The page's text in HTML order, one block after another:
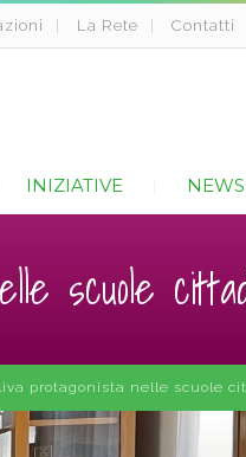
La Rete Contatti
INIZIATIVE NEWS
scuole
protagonista nelle scuole